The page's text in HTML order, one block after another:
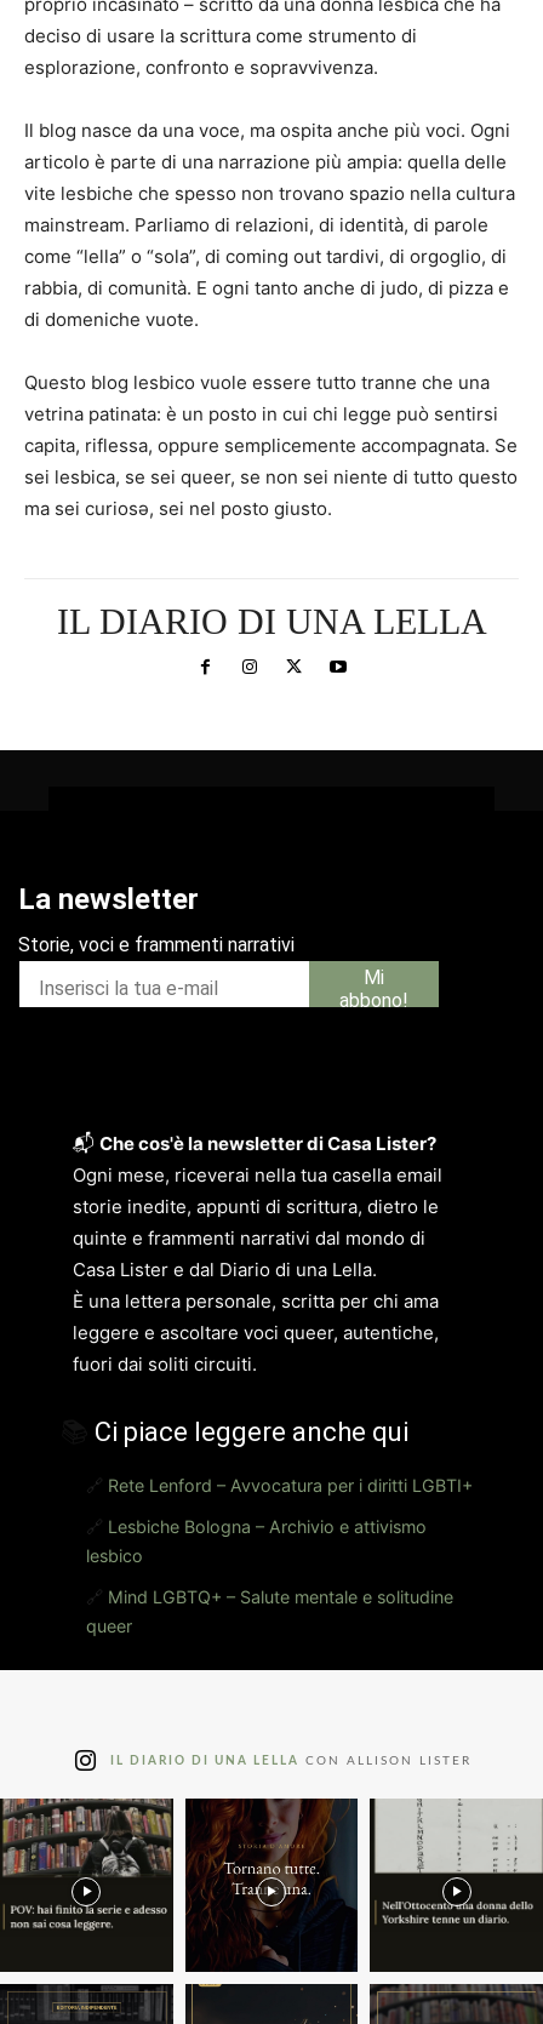
proprio incasinato – scritto da una donna lesbica che ha
deciso di usare la scrittura come strumento di
esplorazione, confronto e sopravvivenza.
Il blog nasce da una voce, ma ospita anche più voci. Ogni
articolo è parte di una narrazione più ampia: quella delle
vite lesbiche che spesso non trovano spazio nella cultura
mainstream. Parliamo di relazioni, di identità, di parole
come “lella” o “sola”, di coming out tardivi, di orgoglio, di
rabbia, di comunità. E ogni tanto anche di judo, di pizza e
di domeniche vuote.
Questo blog lesbico vuole essere tutto tranne che una
vetrina patinata: è un posto in cui chi legge può sentirsi
capita, riflessa, oppure semplicemente accompagnata. Se
sei lesbica, se sei queer, se non sei niente di tutto questo
ma sei curiosə, sei nel posto giusto.
IL DIARIO DI UNA LELLA
📬 Che cos'è la newsletter di Casa Lister?
Ogni mese, riceverai nella tua casella email
storie inedite, appunti di scrittura, dietro le
quinte e frammenti narrativi dal mondo di
Casa Lister e dal Diario di una Lella.
È una lettera personale, scritta per chi ama
leggere e ascoltare voci queer, autentiche,
fuori dai soliti circuiti.
Ci piace leggere anche qui
🔗 Rete Lenford – Avvocatura per i diritti LGBTI+
🔗 Lesbiche Bologna – Archivio e attivismo
lesbico
🔗 Mind LGBTQ+ – Salute mentale e solitudine
queer
IL DIARIO DI UNA LELLA CON ALLISON LISTER